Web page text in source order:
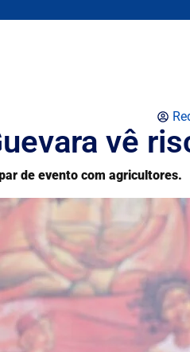
vê
de evento com agricultores.